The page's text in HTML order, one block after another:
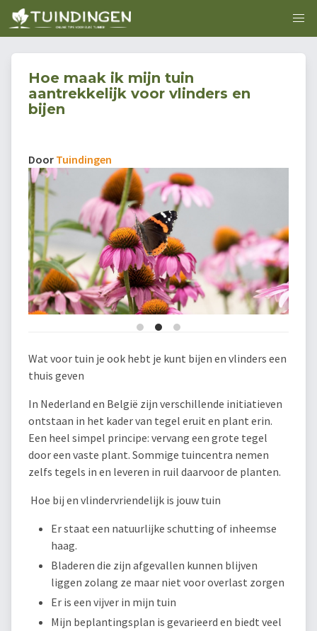
Hoe maak ik mijn tuin
aantrekkelijk voor vlinders en
bijen
Door Tuindingen
Wat voor tuin je ook hebt je kunt bijen en vlinders een
thuis geven
In Nederland en België zijn verschillende initiatieven
ontstaan in het kader van tegel eruit en plant erin.
Een heel simpel principe: vervang een grote tegel
door een vaste plant. Sommige tuincentra nemen
zelfs tegels in en leveren in ruil daarvoor de planten.
Hoe bij en vlindervriendelijk is jouw tuin
Er staat een natuurlijke schutting of inheemse
haag.
Bladeren die zijn afgevallen kunnen blijven
liggen zolang ze maar niet voor overlast zorgen
Er is een vijver in mijn tuin
Mijn beplantingsplan is gevarieerd en biedt veel